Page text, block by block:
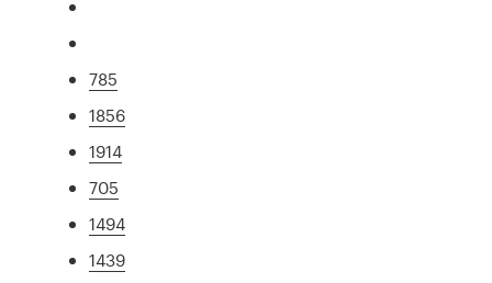
785
1856
1914
705
1494
1439